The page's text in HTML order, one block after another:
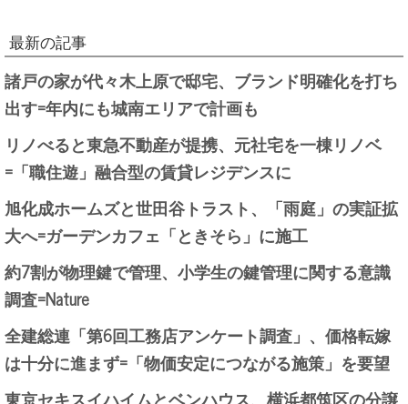
最新の記事
諸戸の家が代々木上原で邸宅、ブランド明確化を打ち
出す=年内にも城南エリアで計画も
リノべると東急不動産が提携、元社宅を一棟リノベ
=「職住遊」融合型の賃貸レジデンスに
旭化成ホームズと世田谷トラスト、「雨庭」の実証拡
大へ=ガーデンカフェ「ときそら」に施工
約7割が物理鍵で管理、小学生の鍵管理に関する意識
調査=Nature
全建総連「第6回工務店アンケート調査」、価格転嫁
は十分に進まず=「物価安定につながる施策」を要望
東京セキスイハイムとベンハウス、横浜都筑区の分譲